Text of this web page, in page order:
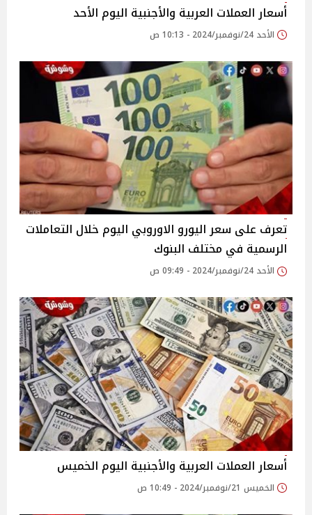
أسعار العملات العربية والأجنبية اليوم الأحد
الأحد 24/نوفمبر/2024 - 10:13 ص
تعرف على سعر اليورو الاوروبي اليوم خلال التعاملات
الرسمية في مختلف البنوك
الأحد 24/نوفمبر/2024 - 09:49 ص
أسعار العملات العربية والأجنبية اليوم الخميس
الخميس 21/نوفمبر/2024 - 10:49 ص